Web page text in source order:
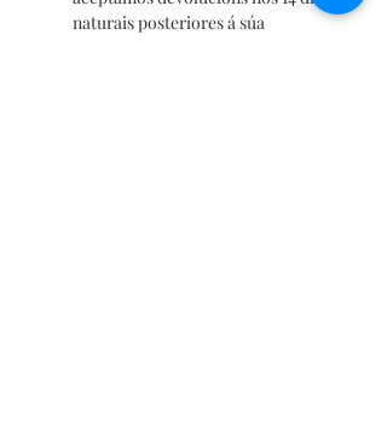
naturais posteriores á súa